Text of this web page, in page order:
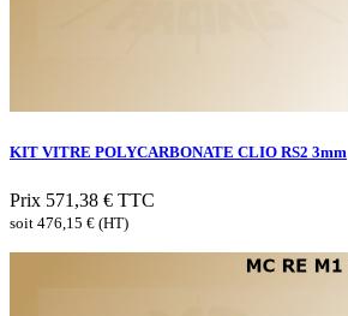
KIT VITRE POLYCARBONATE CLIO RS2 3mm
Prix 571,38 € TTC
soit 476,15 € (HT)